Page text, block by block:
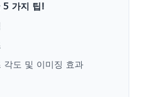
5 가지 팁!
각도 및 이미징 효과